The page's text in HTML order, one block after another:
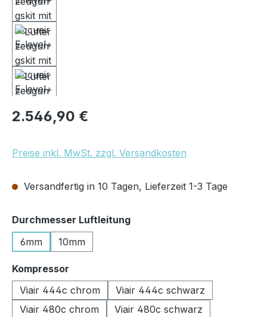
Regulärer Preis:
2.546,90 €
Preise inkl. MwSt. zzgl. Versandkosten
Versandfertig in 10 Tagen, Lieferzeit 1-3 Tage
Durchmesser Luftleitungauswählen
6mm
10mm
Kompressor
Viair 444c chrom
Viair 444c schwarz
Viair 480c chrom
Viair 480c schwarz